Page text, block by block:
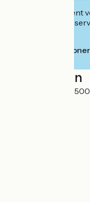
Cet établissement
leur site pour
Téléphoner
Localisation
6 Rue Nationale